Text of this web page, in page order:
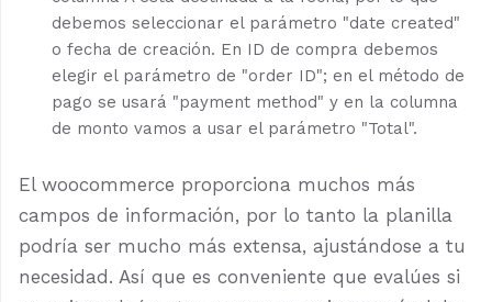
debemos seleccionar el parámetro "date created"
o fecha de creación. En ID de compra debemos
elegir el parámetro de "order ID"; en el método de
pago se usará "payment method" y en la columna
de monto vamos a usar el parámetro "Total".
El woocommerce proporciona muchos más
campos de información, por lo tanto la planilla
podría ser mucho más extensa, ajustándose a tu
necesidad. Así que es conveniente que evalúes si